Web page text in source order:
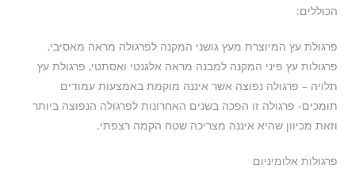
הכוללים:
פרגולת עץ המיוצרת מעץ גושני המקנה לפרגולה מראה מאסיבי,
פרגולות עץ פיני המקנה למבנה מראה אלגנטי ואסתטי, פרגולת עץ
תלויה – פרגולה נפוצה אשר איננה מוקמת באמצעות עמודים
תומכים- פרגולה זו הפכה בשנים האחרונות לפרגולה הנפוצה ביותר
וזאת מכיוון שהיא איננה מצריכה שטח הקמה רצפתי.
פרגולות אלומיניום